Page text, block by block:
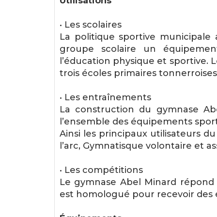
• Les scolaires
La politique sportive
groupe scolaire un
l’éducation physique et sportive.
trois écoles primaires
• Les entraînements
La construction du gymnase
l’ensemble des équipements
Ainsi les principaux utilisateurs
l’arc, Gymnatisque volontaire et
• Les compétitions
Le gymnase Abel Minard
est homologué pour recevoir des